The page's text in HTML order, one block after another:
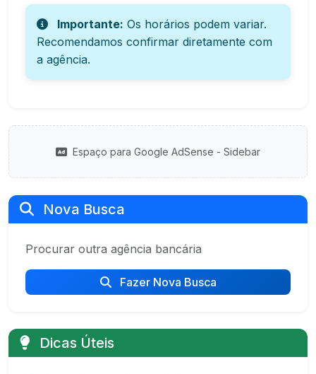
Importante: Os horários podem variar.
Recomendamos confirmar diretamente com
a agência.
Espaço para Google AdSense - Sidebar
Nova Busca
Procurar outra agência bancária
Fazer Nova Busca
Dicas Úteis